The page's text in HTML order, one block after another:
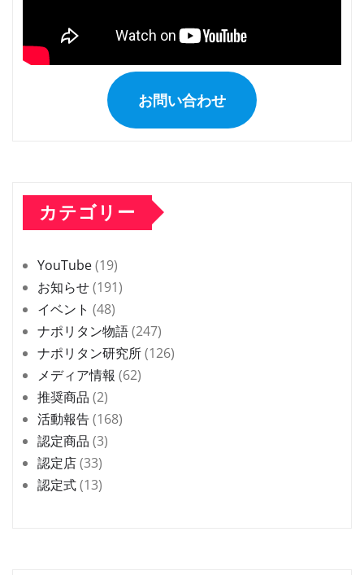
お問い合わせ
カテゴリー
YouTube(19)
お知らせ(191)
イベント (48)
ナポリタン物語(247)
ナポリタン研究所(126)
メディア情報 (62)
推奨商品 (2)
活動報告(168)
認定商品 (3)
認定店(33)
認定式(13)